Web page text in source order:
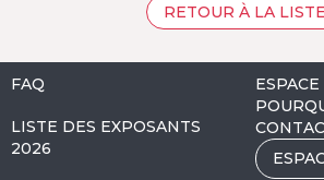
RETOUR À LA LISTE
FAQ
LISTE DES EXPOSANTS
2026